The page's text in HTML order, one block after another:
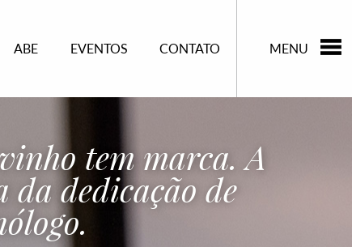
MENU
ABE EVENTOS CONTATO
tem marca. A
da dedicação de